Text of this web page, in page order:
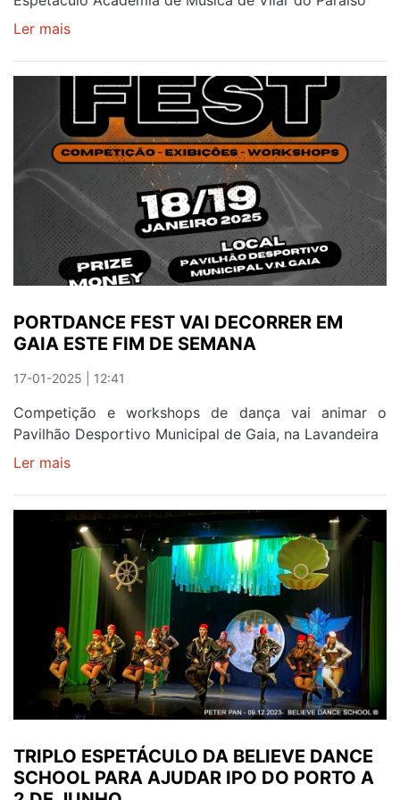
Ler mais
CLÁSSICA
TRIPLICAR
PORTDANCE FEST VAI DECORRER EM
GAIA ESTE FIM DE SEMANA
17-01-2025 | 12:41
Competição e workshops de dança vai animar o
Pavilhão Desportivo Municipal de Gaia, na Lavandeira
Ler mais
FEST
VAI
DECORRER
EM
GAIA
ESTE
FIM
DE
SEMANA
TRIPLO ESPETÁCULO DA BELIEVE DANCE
SCHOOL PARA AJUDAR IPO DO PORTO A